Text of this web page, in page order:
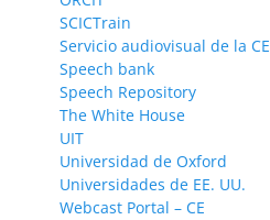
SCICTrain
Servicio audiovisual de la CE
Speech bank
Speech Repository
The White House
UIT
Universidad de Oxford
Universidades de EE. UU.
Webcast Portal – CE